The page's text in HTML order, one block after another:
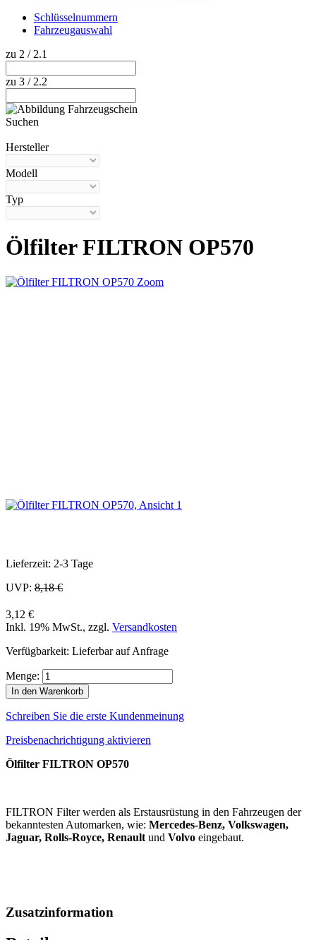
Schlüsselnummern
Fahrzeugauswahl
zu 2 / 2.1
zu 3 / 2.2
Suchen
Hersteller
Modell
Typ
Ölfilter FILTRON OP570
Zoom
Lieferzeit: 2-3 Tage
UVP: 8,18 €
3,12 €
Inkl. 19% MwSt., zzgl. Versandkosten
Verfügbarkeit: Lieferbar auf Anfrage
Menge:
In den Warenkorb
Schreiben Sie die erste Kundenmeinung
Preisbenachrichtigung aktivieren
Ölfilter FILTRON OP570
FILTRON Filter werden als Erstausrüstung in den Fahrzeugen der
bekanntesten Automarken, wie: Mercedes-Benz, Volkswagen,
Jaguar, Rolls-Royce, Renault und Volvo eingebaut.
Zusatzinformation